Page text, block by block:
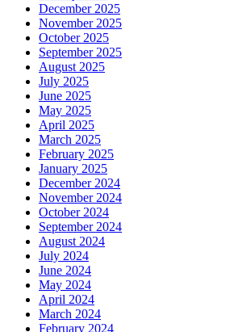
December 2025
November 2025
October 2025
September 2025
August 2025
July 2025
June 2025
May 2025
April 2025
March 2025
February 2025
January 2025
December 2024
November 2024
October 2024
September 2024
August 2024
July 2024
June 2024
May 2024
April 2024
March 2024
February 2024